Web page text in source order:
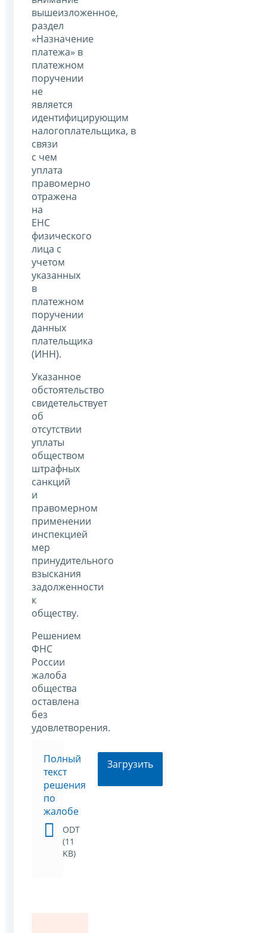
вышеизложенное,
раздел
«Назначение
платежа» в
платежном
поручении
не
является
идентифицирующим
налогоплательщика, в
связи
с чем
уплата
правомерно
отражена
на
ЕНС
физического
лица с
учетом
указанных
в
платежном
поручении
данных
плательщика
(ИНН).
Указанное
обстоятельство
свидетельствует
об
отсутствии
уплаты
обществом
штрафных
санкций
и
правомерном
применении
инспекцией
мер
принудительного
взыскания
задолженности
к
обществу.
Решением
ФНС
России
жалоба
общества
оставлена
без
удовлетворения.
Полный
текст
решения
по
жалобе
ODT
(11
KB)
Загрузить